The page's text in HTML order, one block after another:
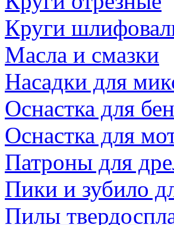
Круги
Масла и смазки
Насадки для
Оснастка для
Оснастка для
Патроны для
Пики и зубило
Пилы